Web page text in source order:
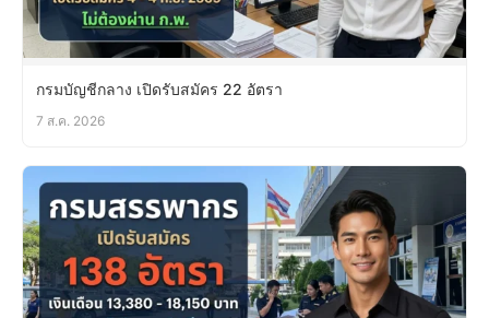
กรมบัญชีกลาง เปิดรับสมัคร 22 อัตรา
7 ส.ค. 2026